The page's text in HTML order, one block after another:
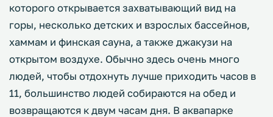
которого открывается захватывающий вид на
горы, несколько детских и взрослых бассейнов,
хаммам и финская сауна, а также джакузи на
открытом воздухе. Обычно здесь очень много
людей, чтобы отдохнуть лучше приходить часов в
11, большинство людей собираются на обед и
возвращаются к двум часам дня. В аквапарке